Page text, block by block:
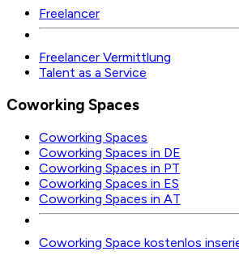
Freelancer
Freelancer Vermittlung
Talent as a Service
Coworking Spaces
Coworking Spaces
Coworking Spaces in DE
Coworking Spaces in PT
Coworking Spaces in ES
Coworking Spaces in AT
Coworking Space kostenlos